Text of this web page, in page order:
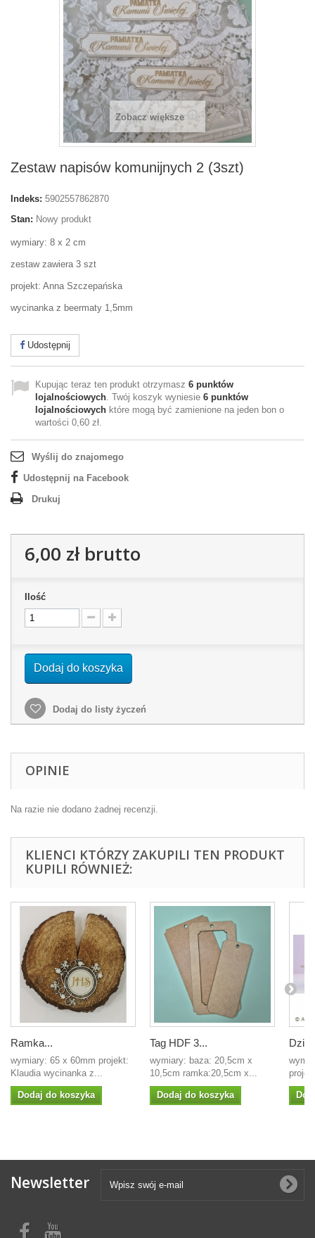
Zobacz większe
Zestaw napisów komunijnych 2 (3szt)
Indeks: 5902557862870
Stan: Nowy produkt
wymiary: 8 x 2 cm
zestaw zawiera 3 szt
projekt: Anna Szczepańska
wycinanka z beermaty 1,5mm
Udostępnij
Kupując teraz ten produkt otrzymasz 6 punktów
lojalnościowych. Twój koszyk wyniesie 6 punktów
lojalnościowych które mogą być zamienione na jeden bon o
wartości 0,60 zł.
Wyślij do znajomego
Udostępnij na Facebook
Drukuj
6,00 złbrutto
Ilość
Dodaj do koszyka
Dodaj do listy życzeń
OPINIE
Na razie nie dodano żadnej recenzji.
KLIENCI KTÓRZY ZAKUPILI TEN PRODUKT
KUPILI RÓWNIEŻ:
Ramka...
wymiary: 65 x 60mm projekt:
Klaudia wycinanka z...
Dodaj do koszyka
Tag HDF 3...
wymiary: baza: 20,5cm x
10,5cm ramka:20,5cm x...
Dodaj do koszyka
Newsletter